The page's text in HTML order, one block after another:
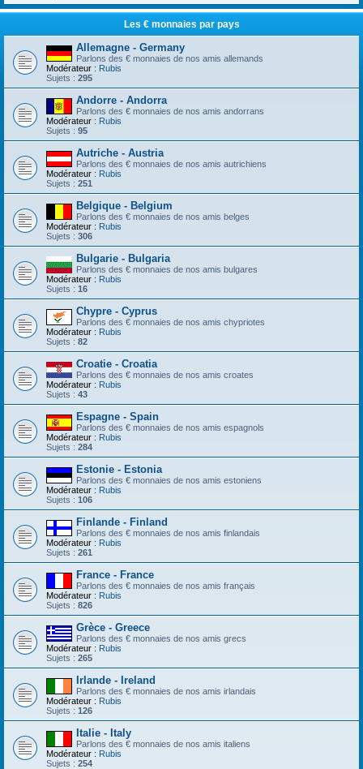
Les € monnaies par pays
Allemagne - Germany
Parlons des € monnaies de nos amis allemands
Modérateur : Rubis
Sujets : 295
Andorre - Andorra
Parlons des € monnaies de nos amis andorrans
Modérateur : Rubis
Sujets : 95
Autriche - Austria
Parlons des € monnaies de nos amis autrichiens
Modérateur : Rubis
Sujets : 251
Belgique - Belgium
Parlons des € monnaies de nos amis belges
Modérateur : Rubis
Sujets : 306
Bulgarie - Bulgaria
Parlons des € monnaies de nos amis bulgares
Modérateur : Rubis
Sujets : 16
Chypre - Cyprus
Parlons des € monnaies de nos amis chypriotes
Modérateur : Rubis
Sujets : 82
Croatie - Croatia
Parlons des € monnaies de nos amis croates
Modérateur : Rubis
Sujets : 43
Espagne - Spain
Parlons des € monnaies de nos amis espagnols
Modérateur : Rubis
Sujets : 284
Estonie - Estonia
Parlons des € monnaies de nos amis estoniens
Modérateur : Rubis
Sujets : 106
Finlande - Finland
Parlons des € monnaies de nos amis finlandais
Modérateur : Rubis
Sujets : 261
France - France
Parlons des € monnaies de nos amis français
Modérateur : Rubis
Sujets : 826
Grèce - Greece
Parlons des € monnaies de nos amis grecs
Modérateur : Rubis
Sujets : 265
Irlande - Ireland
Parlons des € monnaies de nos amis irlandais
Modérateur : Rubis
Sujets : 126
Italie - Italy
Parlons des € monnaies de nos amis italiens
Modérateur : Rubis
Sujets : 254